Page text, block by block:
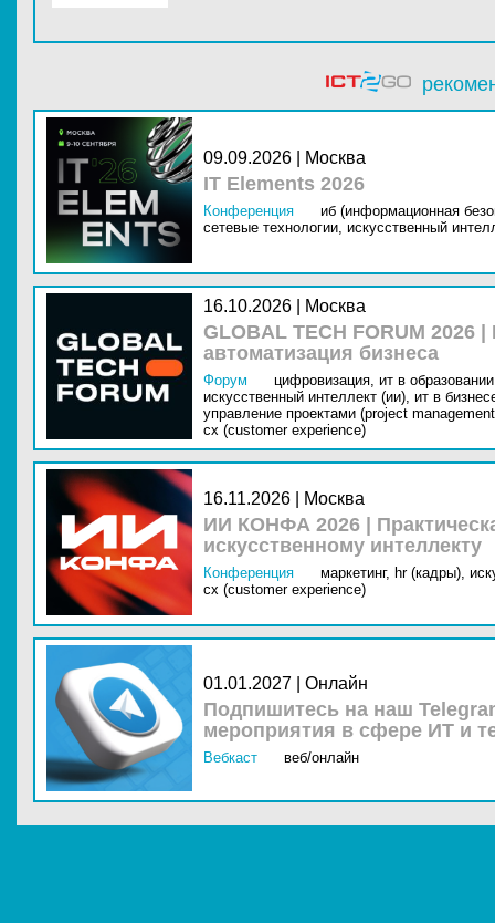
09.09.2026 | Москва
IT Elements 2026
Конференция
иб (информационная
сетевые технологии, искусственный
16.10.2026 | Москва
GLOBAL TECH FORUM
автоматизация бизнеса
Форум цифровизация, ит в
искусственный интеллект (ии), ит в
управление проектами (project
cx (customer experience)
16.11.2026 | Москва
ИИ КОНФА 2026 |
искусственному интеллекту
Конференция маркетинг, hr (кадры),
cx (customer experience)
01.01.2027 | Онлайн
Подпишитесь на наш
мероприятия в сфере ИТ и
Вебкаст веб/онлайн